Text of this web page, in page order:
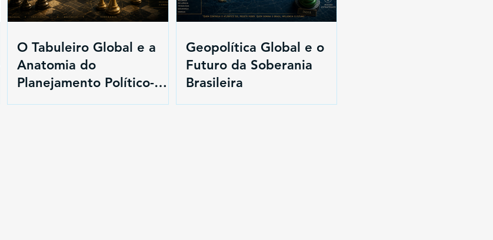
O Tabuleiro Global e a
Anatomia do
Planejamento Político-
Estratégico: Das Lições
Geopolítica Global e o
Futuro da Soberania
Brasileira